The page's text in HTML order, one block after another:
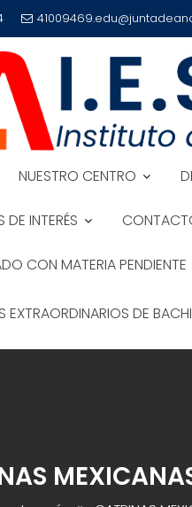
NUESTRO CENTRO
DE INTERÉS
CON MATERIA PENDIENTE
EXTRAORDINARIOS DE